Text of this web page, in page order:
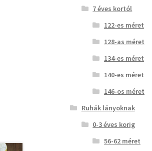
7 éves kortól
122-es méret
128-as méret
134-es méret
140-es méret
146-os méret
Ruhák lányoknak
0-3 éves korig
56-62 méret